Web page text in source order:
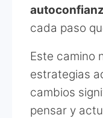
cada paso
Este camino
estrategias
cambios
pensar y